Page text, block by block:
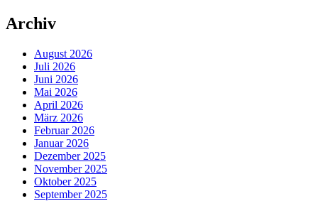
Archiv
August 2026
Juli 2026
Juni 2026
Mai 2026
April 2026
März 2026
Februar 2026
Januar 2026
Dezember 2025
November 2025
Oktober 2025
September 2025